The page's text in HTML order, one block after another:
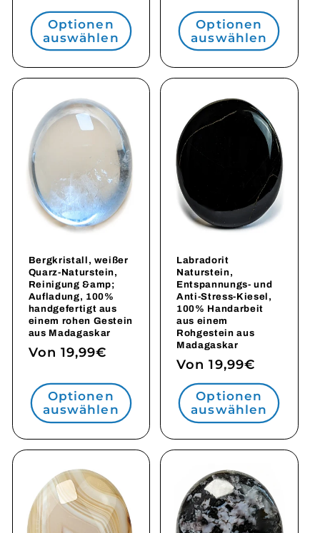
Optionen
auswählen
Preis
Optionen
auswählen
Bergkristall, weißer
Quarz-Naturstein,
Reinigung &amp;
Aufladung, 100%
handgefertigt aus
einem rohen Gestein
aus Madagaskar
Normaler
Von 19,99€
Optionen
auswählen
Labradorit
Naturstein,
Entspannungs- und
Anti-Stress-Kiesel,
100% Handarbeit
aus einem
Rohgestein aus
Madagaskar
Normaler
Preis
Von 19,99€
Optionen
auswählen